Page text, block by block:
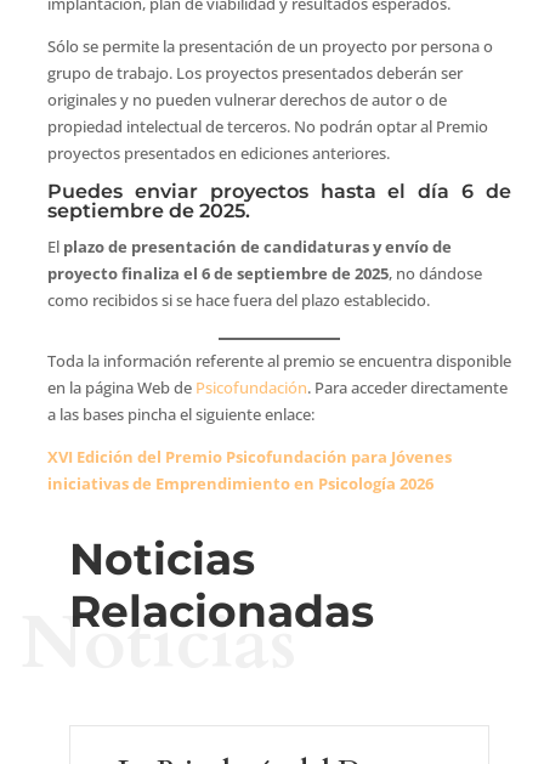
Sólo se permite la presentación de un proyecto por persona o
grupo de trabajo. Los proyectos presentados deberán ser
originales y no pueden vulnerar derechos de autor o de
propiedad intelectual de terceros. No podrán optar al Premio
proyectos presentados en ediciones anteriores.
Puedes enviar proyectos hasta el día 6 de
septiembre de 2025.
El plazo de presentación de candidaturas y envío de
proyecto finaliza el 6 de septiembre de 2025, no dándose
como recibidos si se hace fuera del plazo establecido.
Toda la información referente al premio se encuentra disponible
en la página Web de Psicofundación. Para acceder directamente
a las bases pincha el siguiente enlace:
XVI Edición del Premio Psicofundación para Jóvenes
iniciativas de Emprendimiento en Psicología 2026
Noticias
Relacionadas
Noticias